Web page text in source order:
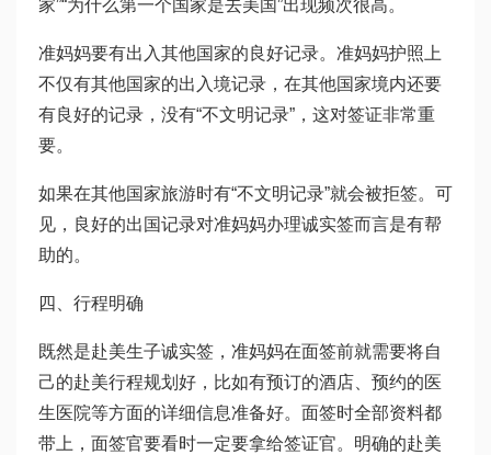
家”“为什么第一个国家是去美国”出现频次很高。
准妈妈要有出入其他国家的良好记录。准妈妈护照上
不仅有其他国家的出入境记录，在其他国家境内还要
有良好的记录，没有“不文明记录”，这对签证非常重
要。
如果在其他国家旅游时有“不文明记录”就会被拒签。可
见，良好的出国记录对准妈妈办理诚实签而言是有帮
助的。
四、行程明确
既然是赴美生子诚实签，准妈妈在面签前就需要将自
己的赴美行程规划好，比如有预订的酒店、预约的医
生医院等方面的详细信息准备好。面签时全部资料都
带上，面签官要看时一定要拿给签证官。明确的赴美